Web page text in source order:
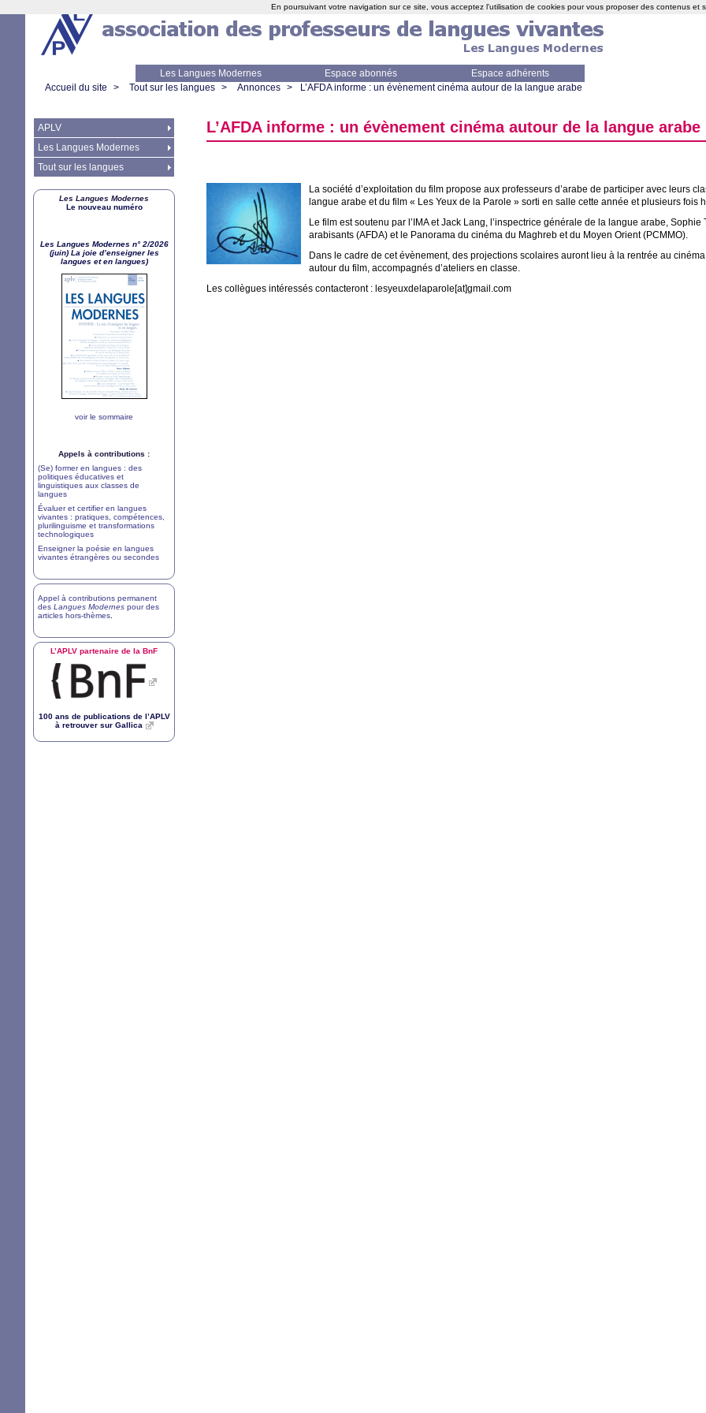
Les Langues Modernes Espace abonnés
Espace adhérents
Accueil du site > Tout sur les langues > Annonces > L’AFDAinforme : un évènement cinéma autour de la langue arabe
L’AFDAinforme : un évènement cinéma autour de la langue arabe
La société d’exploitation du film propose aux professeurs d’arabe de participer avec leurs
langue arabe et du film « Les Yeux de la Parole » sorti en salle cette année et plusieurs fois
Le film est soutenu par l’ IMAet Jack Lang, l’inspectrice générale de la langue arabe, Sophie
arabisants (AFDA) et le Panorama du cinéma du Maghreb et du Moyen Orient (PCMMO).
Dans le cadre de cet évènement, des projections scolaires auront lieu à la rentrée au
autour du film, accompagnés d’ateliers en classe.
Les collègues intéressés contacteront : lesyeuxdelaparole[at]gmail.com
APLV
Les Langues Modernes
Tout sur les langues
Les Langues Modernes
Le nouveau numéro
Les Langues Modernes n° 2/2026
(juin) La joie d’enseigner les
langues et en langues)
voir le sommaire
Appels à contributions :
(Se) former en langues : des
politiques éducatives et
linguistiques aux classes de
langues
Évaluer et certifier en langues
vivantes : pratiques, compétences,
plurilinguisme et transformations
technologiques
Enseigner la poésie en langues
vivantes étrangères ou secondes
Appel à contributions permanent
des Langues Modernes pour des
articles hors-thèmes
L’APLV partenaire de la BnF
100 ans de publications de l’APLV
à retrouver sur Gallica
En poursuivant votre navigation sur ce site, vous acceptez l'utilisation de cookies pour vous proposer des contenus et